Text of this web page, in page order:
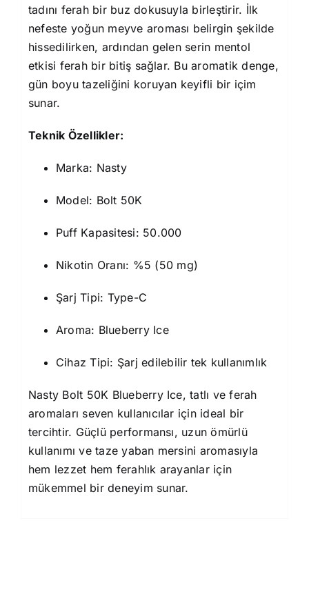
tadını ferah bir buz dokusuyla birleştirir. İlk
nefeste yoğun meyve aroması belirgin şekilde
hissedilirken, ardından gelen serin mentol
etkisi ferah bir bitiş sağlar. Bu aromatik denge,
gün boyu tazeliğini koruyan keyifli bir içim
sunar.
Teknik Özellikler:
Marka: Nasty
Model: Bolt 50K
Puff Kapasitesi: 50.000
Nikotin Oranı: %5 (50 mg)
Şarj Tipi: Type-C
Aroma: Blueberry Ice
Cihaz Tipi: Şarj edilebilir tek kullanımlık
Nasty Bolt 50K Blueberry Ice, tatlı ve ferah
aromaları seven kullanıcılar için ideal bir
tercihtir. Güçlü performansı, uzun ömürlü
kullanımı ve taze yaban mersini aromasıyla
hem lezzet hem ferahlık arayanlar için
mükemmel bir deneyim sunar.